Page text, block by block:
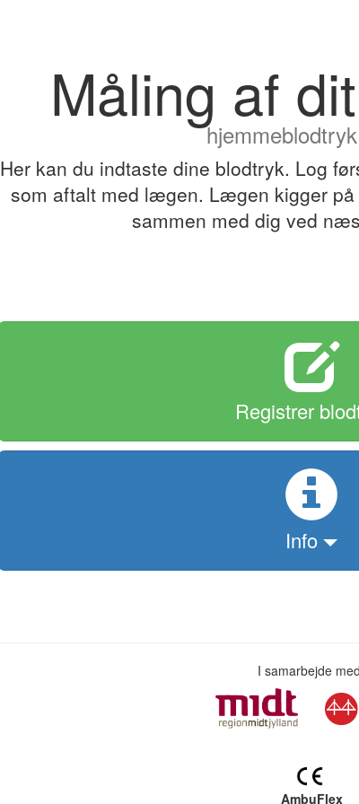
Måling af
Her kan du indtaste dine blodtryk. Log
som aftalt med lægen. Lægen kigger på
sammen med dig ved
Registrer
Info
I samarbejde
AmbuFlex